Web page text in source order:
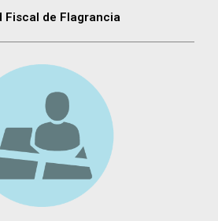
Fiscal de Flagrancia